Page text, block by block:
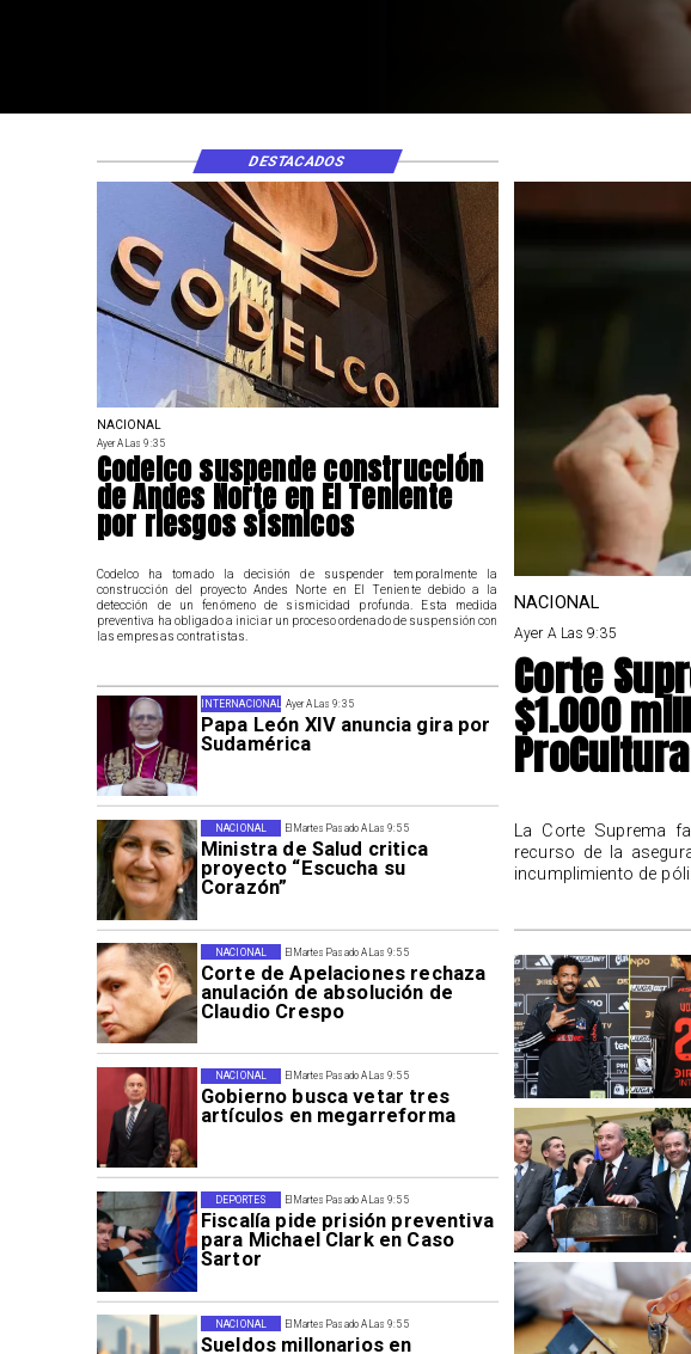
Ayer A Las 9:35
Papa León XIV anuncia gira por
Sudamérica
INTERNACIONAL
El Martes Pasado A Las 9:55
Ministra de Salud critica
proyecto “Escucha su
Corazón”
NACIONAL
El Martes Pasado A Las 9:55
Corte de Apelaciones rechaza
anulación de absolución de
Claudio Crespo
NACIONAL
El Martes Pasado A Las 9:55
Gobierno busca vetar tres
artículos en megarreforma
NACIONAL
El Martes Pasado A Las 9:55
Fiscalía pide prisión preventiva
para Michael Clark en Caso
Sartor
DEPORTES
El Martes Pasado A Las 9:55
Sueldos millonarios en
NACIONAL
NACIONAL
Ayer A Las 9:35
Codelco suspende construcción
de Andes Norte en El Teniente
por riesgos sísmicos
Codelco ha tomado la decisión de suspender temporalmente la
construcción del proyecto Andes Norte en El Teniente debido a la
detección de un fenómeno de sismicidad profunda. Esta medida
preventiva ha obligado a iniciar un proceso ordenado de suspensión con
las empresas contratistas.
NACIONAL
Ayer A Las 9:35
Corte
$1.000
ProCultura
La Corte Suprema
recurso de la
incumplimiento de
DESTACADOS